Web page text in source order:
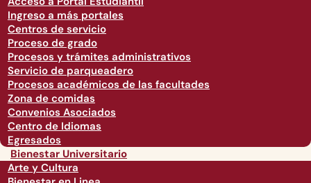
Ingreso a más portales
Centros de servicio
Proceso de grado
Procesos y trámites administrativos
Servicio de parqueadero
Procesos académicos de las facultades
Zona de comidas
Convenios Asociados
Centro de Idiomas
Egresados
Bienestar Universitario
Arte y Cultura